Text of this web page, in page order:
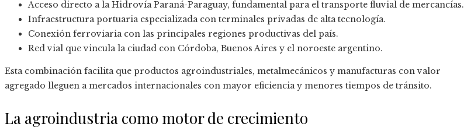
Acceso directo a la Hidrovía Paraná-Paraguay, fundamental para el transporte fluvial de mercancías.
Infraestructura portuaria especializada con terminales privadas de alta tecnología.
Conexión ferroviaria con las principales regiones productivas del país.
Red vial que vincula la ciudad con Córdoba, Buenos Aires y el noroeste argentino.
Esta combinación facilita que productos agroindustriales, metalmecánicos y manufacturas con valor
agregado lleguen a mercados internacionales con mayor eficiencia y menores tiempos de tránsito.
La agroindustria como motor de crecimiento